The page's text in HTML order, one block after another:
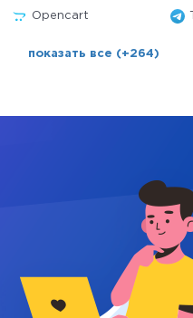
Opencart
показать все (+264)